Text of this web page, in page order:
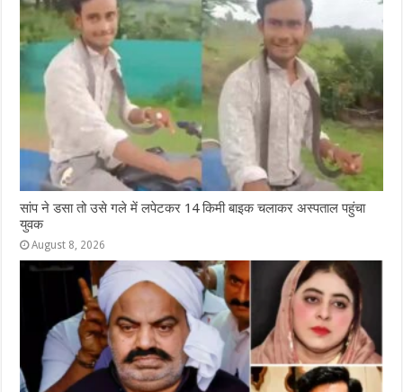
सांप ने डसा तो उसे गले में लपेटकर 14 किमी बाइक चलाकर अस्पताल पहुंचा
युवक
August 8, 2026